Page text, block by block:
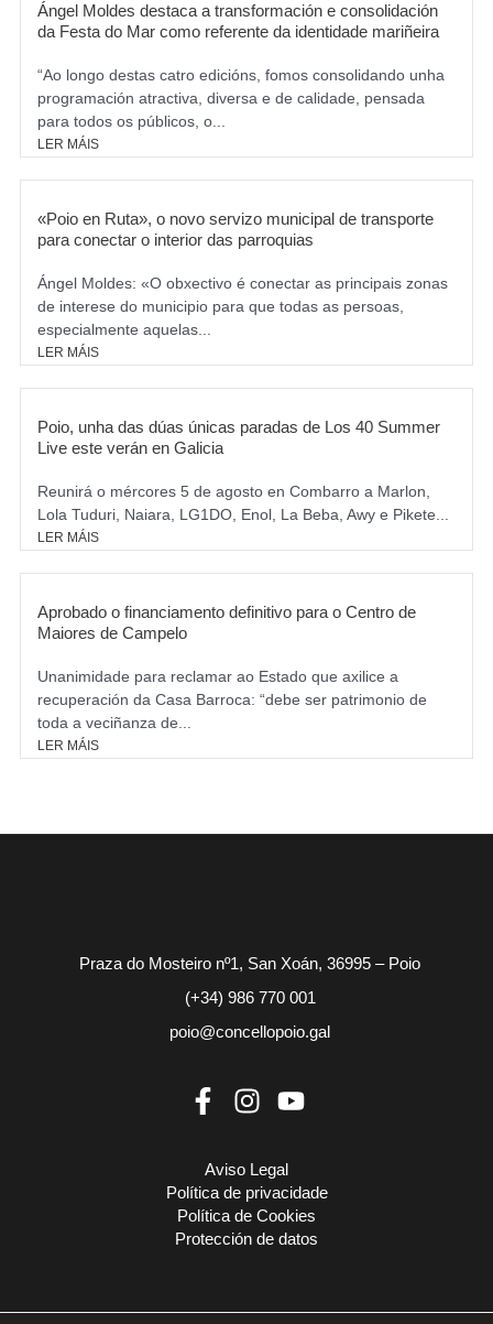
Ángel Moldes destaca a transformación e consolidación
da Festa do Mar como referente da identidade mariñeira
“Ao longo destas catro edicións, fomos consolidando unha
programación atractiva, diversa e de calidade, pensada
para todos os públicos, o...
LER MÁIS
«Poio en Ruta», o novo servizo municipal de transporte
para conectar o interior das parroquias
Ángel Moldes: «O obxectivo é conectar as principais zonas
de interese do municipio para que todas as persoas,
especialmente aquelas...
LER MÁIS
Poio, unha das dúas únicas paradas de Los 40 Summer
Live este verán en Galicia
Reunirá o mércores 5 de agosto en Combarro a Marlon,
Lola Tuduri, Naiara, LG1DO, Enol, La Beba, Awy e Pikete...
LER MÁIS
Aprobado o financiamento definitivo para o Centro de
Maiores de Campelo
Unanimidade para reclamar ao Estado que axilice a
recuperación da Casa Barroca: “debe ser patrimonio de
toda a veciñanza de...
LER MÁIS
Praza do Mosteiro nº1, San Xoán, 36995 – Poio
(+34) 986 770 001
poio@concellopoio.gal
Aviso Legal
Política de privacidade
Política de Cookies
Protección de datos